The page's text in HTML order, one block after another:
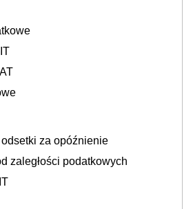
za opóźnienie
zaległości podatkowych